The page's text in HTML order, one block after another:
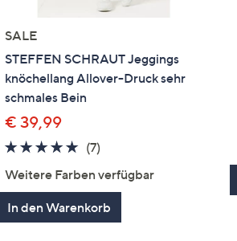
SALE
STEFFEN SCHRAUT Jeggings
knöchellang Allover-Druck sehr
schmales Bein
€ 39,99
4.9
5
(7)
Weitere Farben verfügbar
In den Warenkorb